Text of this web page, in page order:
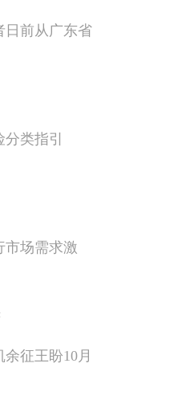
日前从广东省
类指引
市场需求激
征王盼10月